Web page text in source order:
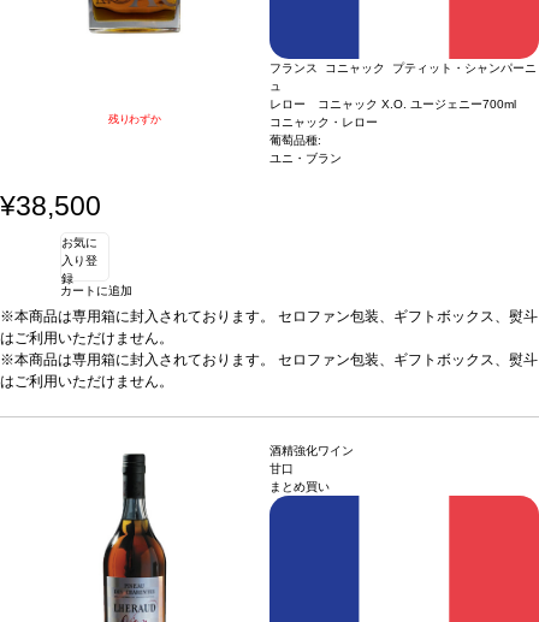
残りわずか
フランス コニャック プティット・シャンパーニ
ュ
レロー コニャック X.O. ユージェニー700ml
コニャック・レロー
葡萄品種:
ユニ・ブラン
¥38,500
お気に
入り登
録
カートに追加
※本商品は専用箱に封入されております。 セロファン包装、ギフトボックス、熨斗
はご利用いただけません。
※本商品は専用箱に封入されております。 セロファン包装、ギフトボックス、熨斗
はご利用いただけません。
酒精強化ワイン
甘口
まとめ買い